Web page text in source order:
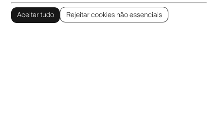
Aceitar tudo
Rejeitar cookies não essenciais